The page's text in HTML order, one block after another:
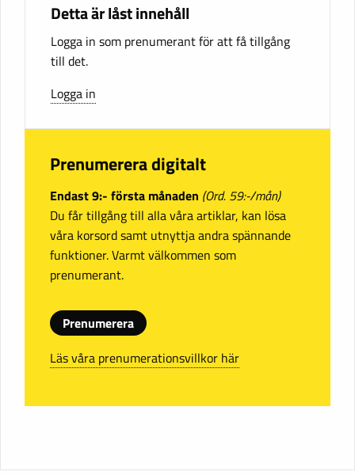
Detta är låst innehåll
Logga in som prenumerant för att få tillgång
till det.
Logga in
Prenumerera digitalt
Endast 9:- första månaden (Ord. 59:-/mån)
Du får tillgång till alla våra artiklar, kan lösa
våra korsord samt utnyttja andra spännande
funktioner. Varmt välkommen som
prenumerant.
Prenumerera
Läs våra prenumerationsvillkor här